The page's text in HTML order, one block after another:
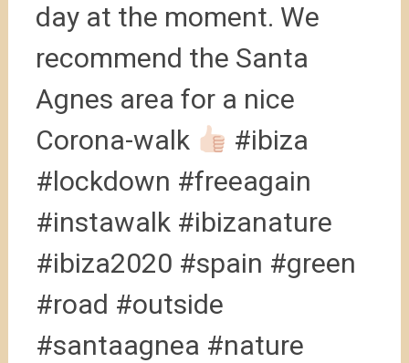
day at the moment. We
recommend the Santa
Agnes area for a nice
Corona-walk
#ibiza
#lockdown #freeagain
#instawalk #ibizanature
#ibiza2020 #spain #green
#road #outside
#santaagnea #nature